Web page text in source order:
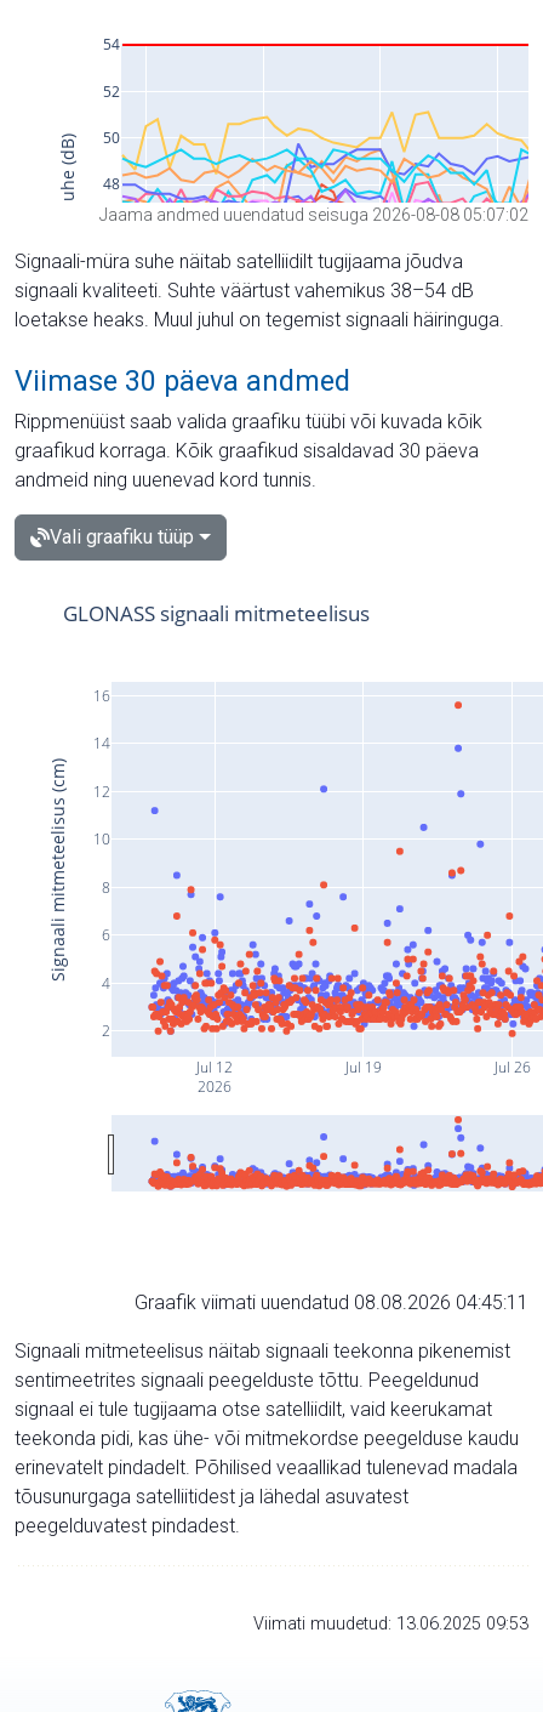
Jaama andmed uuendatud seisuga 2026-08-08 05:07:02
Signaali-müra suhe näitab satelliidilt tugijaama jõudva
signaali kvaliteeti. Suhte väärtust vahemikus 38–54 dB
loetakse heaks. Muul juhul on tegemist signaali häiringuga.
Viimase 30 päeva andmed
Rippmenüüst saab valida graafiku tüübi või kuvada kõik
graafikud korraga. Kõik graafikud sisaldavad 30 päeva
andmeid ning uuenevad kord tunnis.
Vali graafiku tüüp
Jul 12
2026
Jul 19 Jul 26
2
4
6
8
10
12
14
16
GLONASS signaali mitmeteelisus
Signaali mitmeteelisus (cm)
Graafik viimati uuendatud 08.08.2026 04:45:11
Signaali mitmeteelisus näitab signaali teekonna pikenemist
sentimeetrites signaali peegelduste tõttu. Peegeldunud
signaal ei tule tugijaama otse satelliidilt, vaid keerukamat
teekonda pidi, kas ühe- või mitmekordse peegelduse kaudu
erinevatelt pindadelt. Põhilised veaallikad tulenevad madala
tõusunurgaga satelliitidest ja lähedal asuvatest
peegelduvatest pindadest.
Viimati muudetud: 13.06.2025 09:53